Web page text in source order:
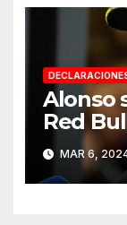
Alonso
Red
2025
MAR 6,